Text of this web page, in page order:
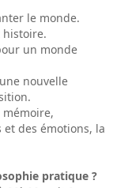
le monde.
histoire.
un monde
nouvelle
mémoire,
et des émotions, la
pratique ?